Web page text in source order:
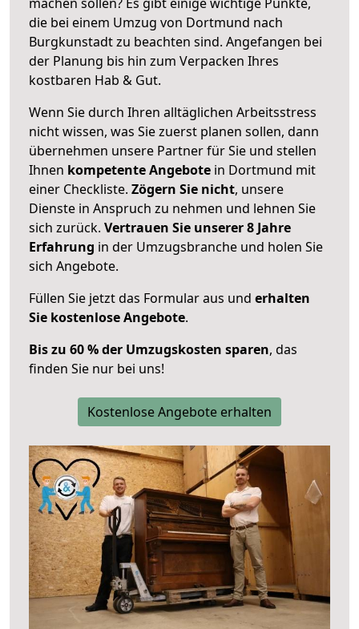
die bei einem Umzug von Dortmund nach
Burgkunstadt zu beachten sind. Angefangen bei
der Planung bis hin zum Verpacken Ihres
kostbaren Hab & Gut.
Wenn Sie durch Ihren alltäglichen Arbeitsstress
nicht wissen, was Sie zuerst planen sollen, dann
übernehmen unsere Partner für Sie und stellen
Ihnen kompetente Angebote in Dortmund mit
einer Checkliste. Zögern Sie nicht, unsere
Dienste in Anspruch zu nehmen und lehnen Sie
sich zurück. Vertrauen Sie unserer 8 Jahre
Erfahrung in der Umzugsbranche und holen Sie
sich Angebote.
Füllen Sie jetzt das Formular aus und erhalten
Sie kostenlose Angebote.
Bis zu 60 % der Umzugskosten sparen, das
finden Sie nur bei uns!
Kostenlose Angebote erhalten